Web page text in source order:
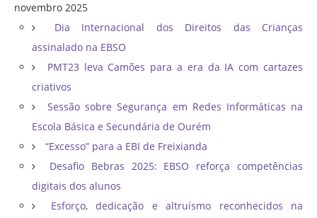
novembro 2025
Dia Internacional dos Direitos das Crianças
assinalado na EBSO
PMT23 leva Camões para a era da IA com cartazes
criativos
Sessão sobre Segurança em Redes Informáticas na
Escola Básica e Secundária de Ourém
“Excesso” para a EBI de Freixianda
Desafio Bebras 2025: EBSO reforça competências
digitais dos alunos
Esforço, dedicação e altruísmo reconhecidos na